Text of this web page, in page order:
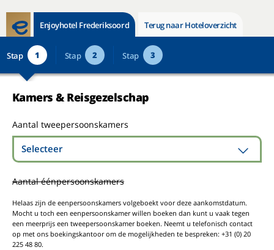
Enjoyhotel Frederiksoord Terug naar Hoteloverzicht
Stap 1 Stap 2 Stap 3
Kamers & Reisgezelschap
Aantal tweepersoonskamers
Selecteer
Aantal éénpersoonskamers
Helaas zijn de eenpersoonskamers volgeboekt voor deze aankomstdatum.
Mocht u toch een eenpersoonskamer willen boeken dan kunt u vaak tegen
een meerprijs een tweepersoonskamer boeken. Neemt u telefonisch contact
op met ons boekingskantoor om de mogelijkheden te bespreken: +31 (0) 20
225 48 80.